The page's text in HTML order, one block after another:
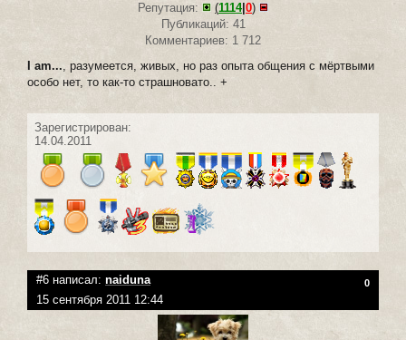
Репутация:
(1114| 0)
Публикаций: 41
Комментариев: 1 712
I am..., разумеется, живых, но раз опыта общения с мёртвыми
особо нет, то как-то страшновато.. +
Зарегистрирован:
14.04.2011
#6 написал: naiduna 0
15 сентября 2011 12:44